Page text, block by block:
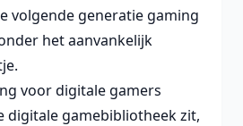
volgende generatie gaming
het aanvankelijk
voor digitale gamers
digitale gamebibliotheek zit,